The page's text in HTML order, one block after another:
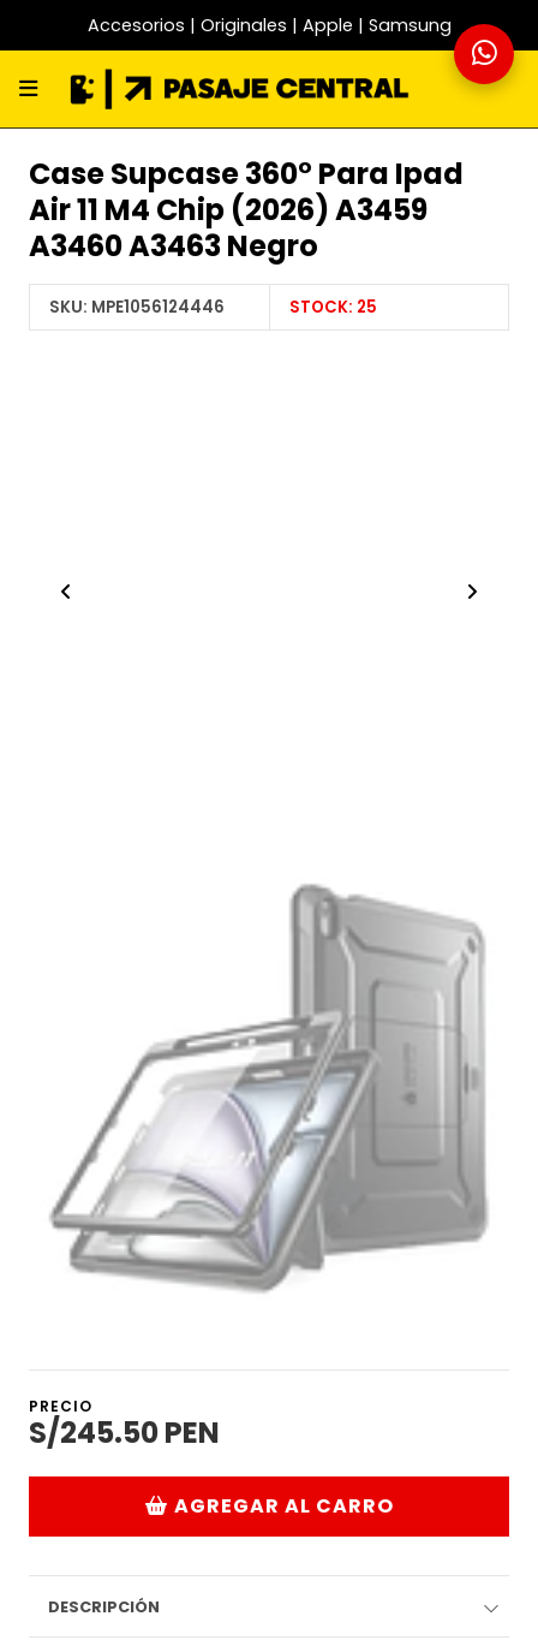
Accesorios | Originales | Apple | Samsung
Case Supcase 360° Para Ipad
Air 11 M4 Chip (2026) A3459
A3460 A3463 Negro
SKU: MPE1056124446 STOCK: 25
PRECIO
S/245.50 PEN
AGREGAR AL CARRO
DESCRIPCIÓN